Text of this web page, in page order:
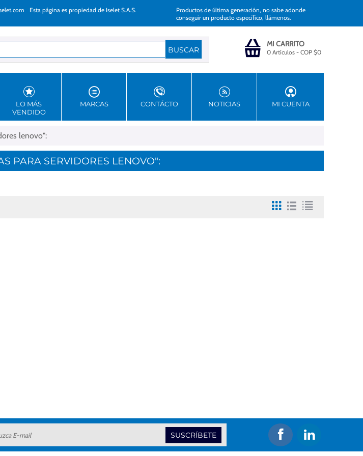
Esta página es propiedad de Iselet S.A.S.
Productos de última generación, no sabe adonde
conseguir un producto específico, llámenos.
MI CARRITO
0 Artículos - COP $0
LO MÁS
VENDIDO
MARCAS CONTÁCTO NOTICIAS MI CUENTA
lenovo":
PARA SERVIDORES LENOVO":
SUSCRÍBETE